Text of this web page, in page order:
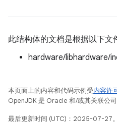
此结构体的文档是根据以下文
hardware/libhardware/
本页面上的内容和代码示例受内容许
OpenJDK 是 Oracle 和/或其关联公司
最后更新时间 (UTC)：2025-07-27。